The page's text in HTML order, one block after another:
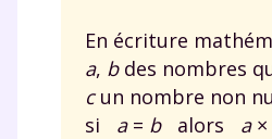
En écriture
a, bdes nombres
cun nombre non
si
a = b alors a×